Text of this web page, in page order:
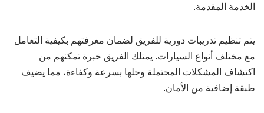
الخدمة المقدمة.
يتم تنظيم تدريبات دورية للفريق لضمان معرفتهم بكيفية التعامل
مع مختلف أنواع السيارات. يمتلك الفريق خبرة تمكنهم من
اكتشاف المشكلات المحتملة وحلها بسرعة وكفاءة، مما يضيف
طبقة إضافية من الأمان.